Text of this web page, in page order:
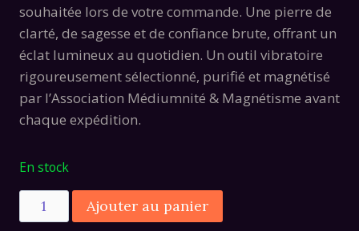
souhaitée lors de votre commande. Une pierre de
clarté, de sagesse et de confiance brute, offrant un
éclat lumineux au quotidien. Un outil vibratoire
rigoureusement sélectionné, purifié et magnétisé
par l’Association Médiumnité & Magnétisme avant
chaque expédition.
En stock
quantité
de
Ajouter au panier